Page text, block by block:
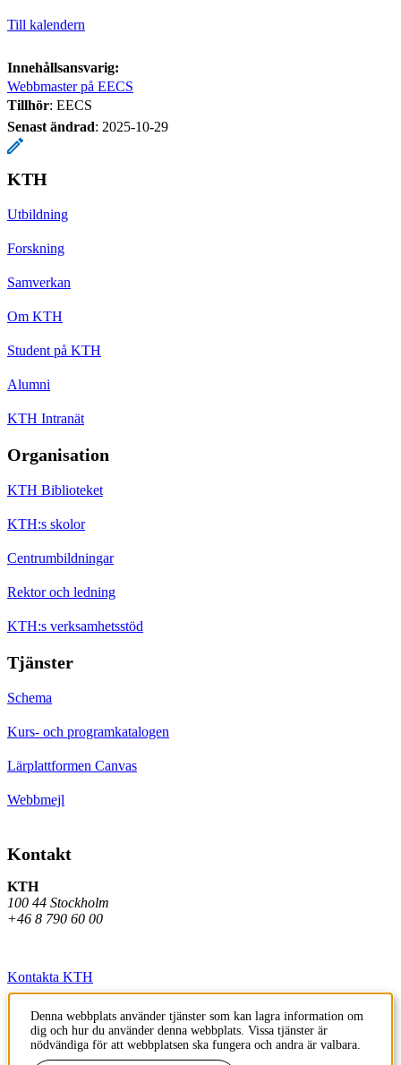
Till kalendern
Innehållsansvarig:
Webbmaster på EECS
Tillhör: EECS
Senast ändrad: 2025-10-29
KTH
Utbildning
Forskning
Samverkan
Om KTH
Student på KTH
Alumni
KTH Intranät
Organisation
KTH Biblioteket
KTH:s skolor
Centrumbildningar
Rektor och ledning
KTH:s verksamhetsstöd
Tjänster
Schema
Kurs- och programkatalogen
Lärplattformen Canvas
Webbmejl
Kontakt
KTH
100 44 Stockholm
+46 8 790 60 00
Kontakta KTH
Jobba på KTH
Press och media
Denna webbplats använder tjänster som kan lagra information om
dig och hur du använder denna webbplats. Vissa tjänster är
nödvändiga för att webbplatsen ska fungera och andra är valbara.